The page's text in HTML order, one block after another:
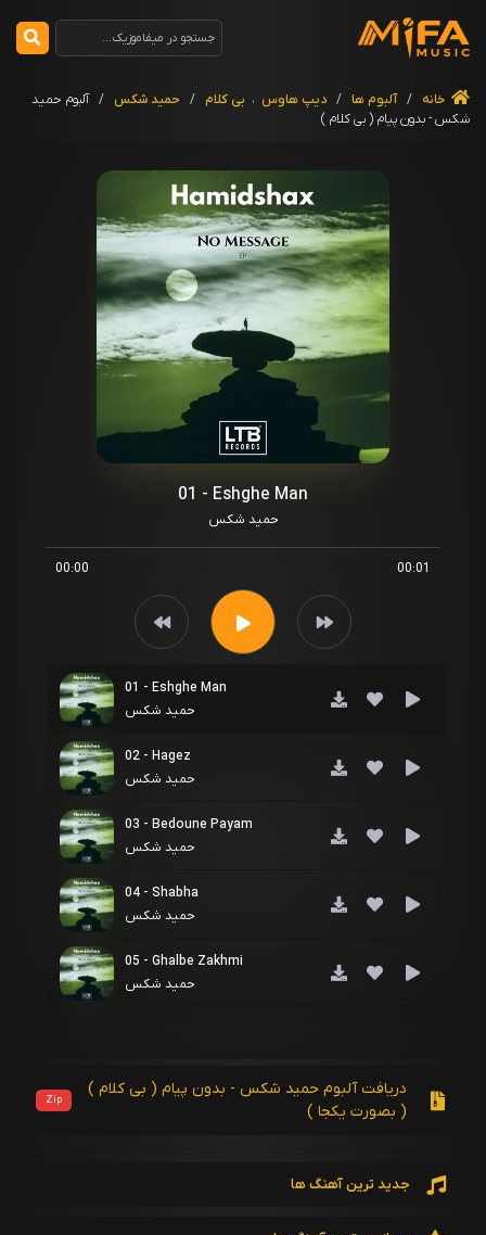
خانه / آلبوم ها / دیپ هاوس ، بی کلام / حمید شکس / آلبوم حمید
شکس - بدون پیام ( بی کلام )
01 - Eshghe Man
حمید شکس
00:00 00:01
01 - Eshghe Man
حمید شکس
02 - Hagez
حمید شکس
03 - Bedoune Payam
حمید شکس
04 - Shabha
حمید شکس
05 - Ghalbe Zakhmi
حمید شکس
دریافت آلبوم حمید شکس - بدون پیام ( بی کلام )
( بصورت یکجا )
Zip
جدید ترین آهنگ ها